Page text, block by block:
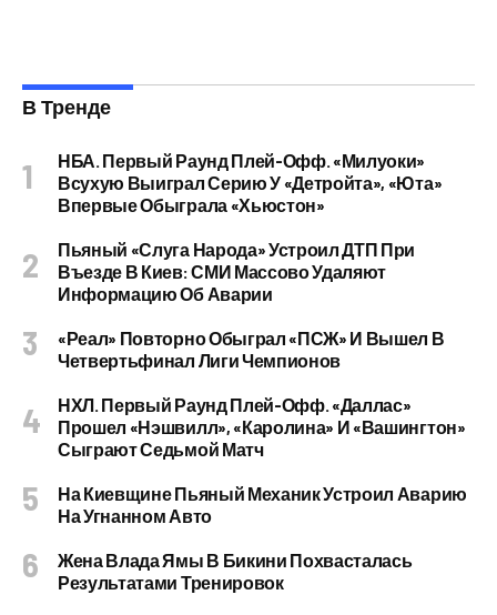
В Тренде
НБА. Первый Раунд Плей-Офф. «Милуоки»
Всухую Выиграл Серию У «Детройта», «Юта»
Впервые Обыграла «Хьюстон»
Пьяный «слуга Народа» Устроил ДТП При
Въезде В Киев: СМИ Массово Удаляют
Информацию Об Аварии
«Реал» Повторно Обыграл «ПСЖ» И Вышел В
Четвертьфинал Лиги Чемпионов
НХЛ. Первый Раунд Плей-Офф. «Даллас»
Прошел «Нэшвилл», «Каролина» И «Вашингтон»
Сыграют Седьмой Матч
На Киевщине Пьяный Механик Устроил Аварию
На Угнанном Авто
Жена Влада Ямы В Бикини Похвасталась
Результатами Тренировок